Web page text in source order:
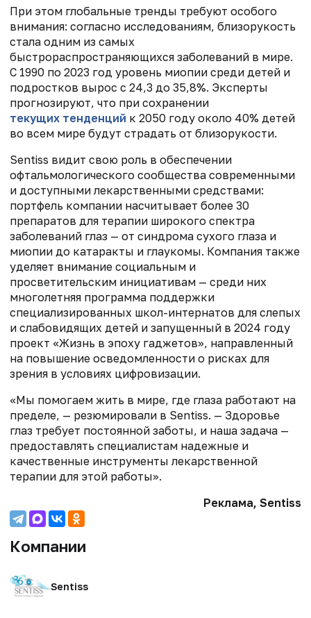
При этом глобальные тренды требуют особого
внимания: согласно исследованиям, близорукость
стала одним из самых
быстрораспространяющихся заболеваний в мире.
С 1990 по 2023 год уровень миопии среди детей и
подростков вырос с 24,3 до 35,8%. Эксперты
прогнозируют, что при сохранении
текущих тенденций к 2050 году около 40% детей
во всем мире будут страдать от близорукости.
Sentiss видит свою роль в обеспечении
офтальмологического сообщества современными
и доступными лекарственными средствами:
портфель компании насчитывает более 30
препаратов для терапии широкого спектра
заболеваний глаз — от синдрома сухого глаза и
миопии до катаракты и глаукомы. Компания также
уделяет внимание социальным и
просветительским инициативам — среди них
многолетняя программа поддержки
специализированных школ-интернатов для слепых
и слабовидящих детей и запущенный в 2024 году
проект «Жизнь в эпоху гаджетов», направленный
на повышение осведомленности о рисках для
зрения в условиях цифровизации.
«Мы помогаем жить в мире, где глаза работают на
пределе, — резюмировали в Sentiss. — Здоровье
глаз требует постоянной заботы, и наша задача —
предоставлять специалистам надежные и
качественные инструменты лекарственной
терапии для этой работы».
Реклама, Sentiss
Компании
Sentiss